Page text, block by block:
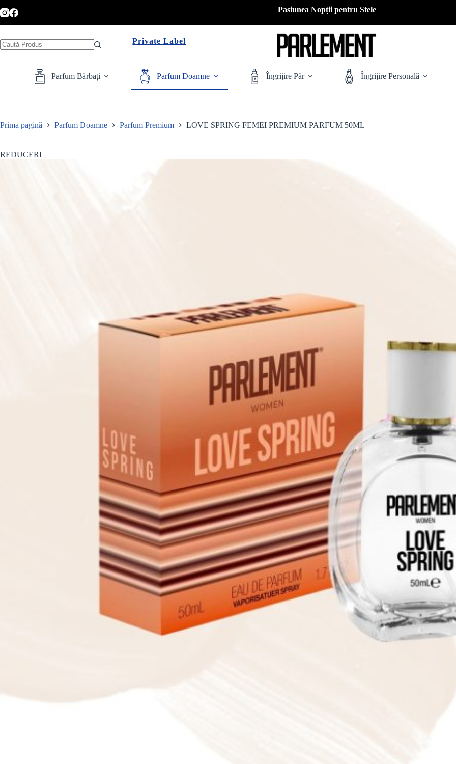
la
Pasiunea Nopții pentru Stele
Private Label
Parfum Bărbați Parfum Doamne Îngrijire Păr Îngrijire Personală
Prima pagină Parfum Doamne Parfum Premium LOVE SPRING FEMEI PREMIUM PARFUM 50ML
REDUCERI